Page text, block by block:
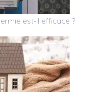
est-il efficace ?